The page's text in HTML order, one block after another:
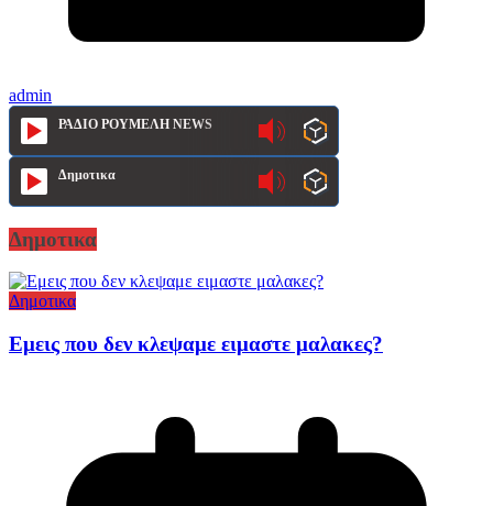
admin
ΡΑΔΙΟ ΡΟΥΜΕΛΗ NEWS
Δημοτικα
Δημοτικα
Δημοτικα
Εμεις που δεν κλεψαμε ειμαστε μαλακες?